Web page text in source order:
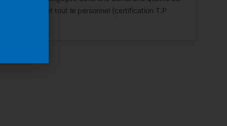
les volontés et tout le personnel (certification T.P